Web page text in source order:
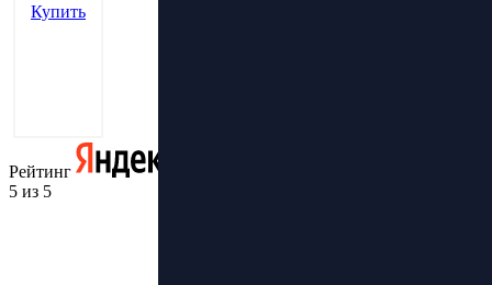
Купить
Рейтинг
5 из 5